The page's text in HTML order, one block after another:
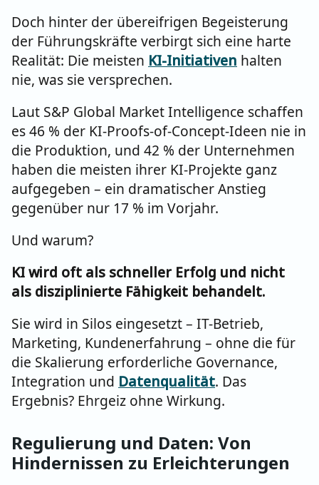
Doch hinter der übereifrigen Begeisterung
der Führungskräfte verbirgt sich eine harte
Realität: Die meisten KI-Initiativen halten
nie, was sie versprechen.
Laut S&P Global Market Intelligence schaffen
es 46 % der KI-Proofs-of-Concept-Ideen nie in
die Produktion, und 42 % der Unternehmen
haben die meisten ihrer KI-Projekte ganz
aufgegeben – ein dramatischer Anstieg
gegenüber nur 17 % im Vorjahr.
Und warum?
KI wird oft als schneller Erfolg und nicht
als disziplinierte Fähigkeit behandelt.
Sie wird in Silos eingesetzt – IT-Betrieb,
Marketing, Kundenerfahrung – ohne die für
die Skalierung erforderliche Governance,
Integration und Datenqualität. Das
Ergebnis? Ehrgeiz ohne Wirkung.
Regulierung und Daten: Von
Hindernissen zu Erleichterungen